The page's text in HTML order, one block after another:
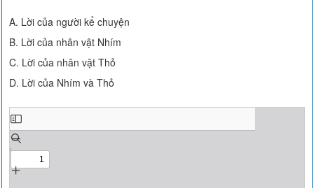
A. Lời của người kể chuyện
B. Lời của nhân vật Nhím
C. Lời của nhân vật Thỏ
D. Lời của Nhím và Thỏ